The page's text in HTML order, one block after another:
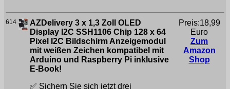
614
AZDelivery 3 x 1,3 Zoll OLED
Display I2C SSH1106 Chip 128 x 64
Pixel I2C Bildschirm Anzeigemodul
mit weißen Zeichen kompatibel mit
Arduino und Raspberry Pi inklusive
E-Book!
✅ Sichern Sie sich jetzt drei
Preis:18,99
Euro
Zum
Amazon
Shop